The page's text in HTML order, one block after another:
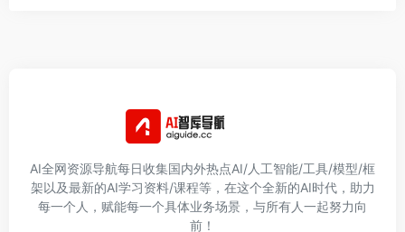
AI全网资源导航每日收集国内外热点AI/人工智能/工具/模型/框
架以及最新的AI学习资料/课程等，在这个全新的AI时代，助力
每一个人，赋能每一个具体业务场景，与所有人一起努力向
前！